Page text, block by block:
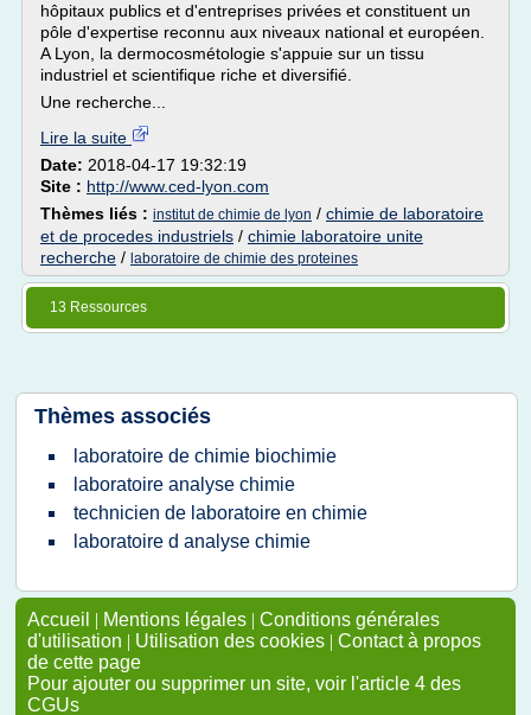
hôpitaux publics et d'entreprises privées et constituent un
pôle d'expertise reconnu aux niveaux national et européen.
A Lyon, la dermocosmétologie s'appuie sur un tissu
industriel et scientifique riche et diversifié.
Une recherche...
Lire la suite
Date: 2018-04-17 19:32:19
Site : http://www.ced-lyon.com
Thèmes liés : institut de chimie de lyon / chimie de laboratoire
et de procedes industriels / chimie laboratoire unite
recherche / laboratoire de chimie des proteines
13 Ressources
Thèmes associés
laboratoire de chimie biochimie
laboratoire analyse chimie
technicien de laboratoire en chimie
laboratoire d analyse chimie
Accueil | Mentions légales | Conditions générales
d'utilisation | Utilisation des cookies | Contact à propos
de cette page
Pour ajouter ou supprimer un site, voir l'article 4 des
CGUs